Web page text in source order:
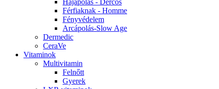
Hajápolás - Dercos
Férfiaknak - Homme
Fényvédelem
Arcápolás-Slow Age
Dermedic
CeraVe
Vitaminok
Multivitamin
Felnőtt
Gyerek